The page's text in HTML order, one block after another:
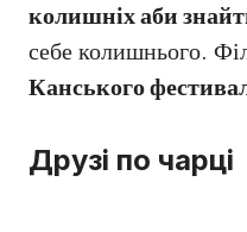
колишніх аби
себе колишнього.
Канського
Друзі по чарці